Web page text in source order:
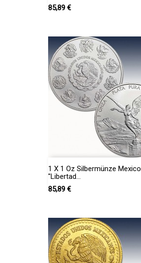
Preis
85,89 €
1 X 1 Oz Silbermünze Mexico
"Libertad...
Preis
85,89 €